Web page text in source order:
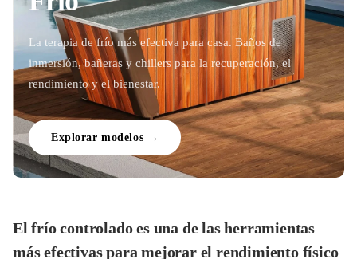
La terapia de frío más efectiva para casa. Baños de
inmersión, bañeras y chillers para la recuperación, el
rendimiento y el bienestar.
Explorar modelos →
El frío controlado es una de las herramientas
más efectivas para mejorar el rendimiento físico